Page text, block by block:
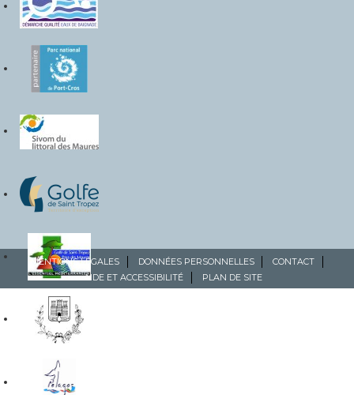
MENTIONS LÉGALES DONNÉES PERSONNELLES
CONTACT
AIDE ET ACCESSIBILITÉ
PLAN DE SITE